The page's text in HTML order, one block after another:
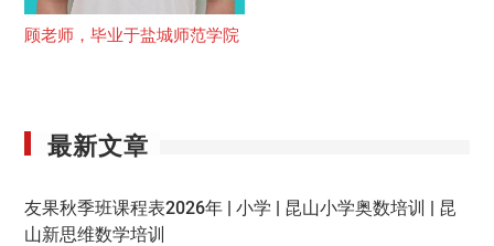
顾老师，毕业于盐城师范学院
最新文章
友果秋季班课程表2026年 | 小学 | 昆山小学奥数培训 | 昆
山新思维数学培训